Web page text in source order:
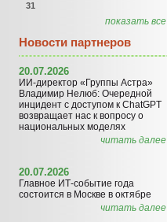
31
показать все
Новости партнеров
20.07.2026
ИИ-директор «Группы Астра»
Владимир Нелюб: Очередной
инцидент с доступом к ChatGPT
возвращает нас к вопросу о
национальных моделях
читать далее
20.07.2026
Главное ИТ-событие года
состоится в Москве в октябре
читать далее